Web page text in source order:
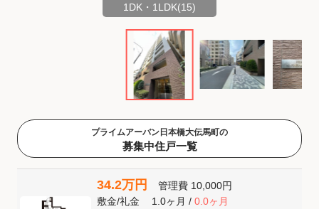
1DK・1LDK(15)
プライムアーバン日本橋大伝馬町の
募集中住戸一覧
34.2万円 管理費 10,000円
敷金/礼金 1.0ヶ月/ 0.0ヶ月